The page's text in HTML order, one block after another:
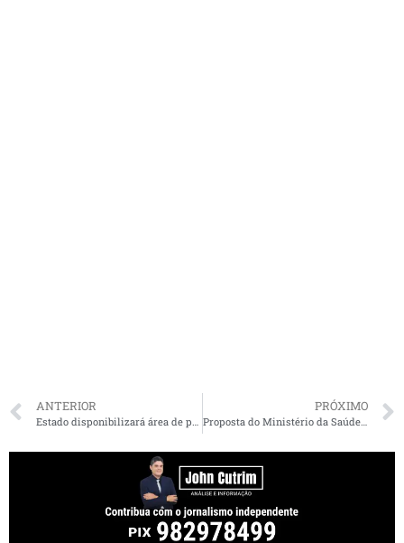
ANTERIOR PRÓXIMO
Proposta do Ministério da Saúde prevê isolamento de três meses para idosos e abertura de bares com metade da lotação